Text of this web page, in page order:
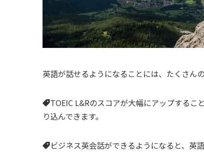
英語が話せるようになることには、たくさん
TOEIC L&Rのスコアが大幅にアップする
り込んできます。
ビジネス英会話ができるようになると、英